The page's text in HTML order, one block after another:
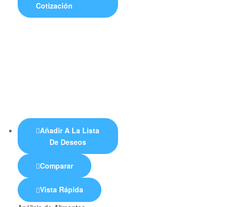
Cotización
Añadir A La Lista
De Deseos
Comparar
Vista Rápida